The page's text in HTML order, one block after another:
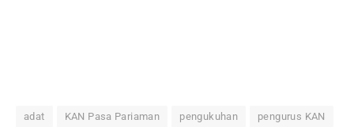
adat KAN Pasa Pariaman pengukuhan pengurus KAN